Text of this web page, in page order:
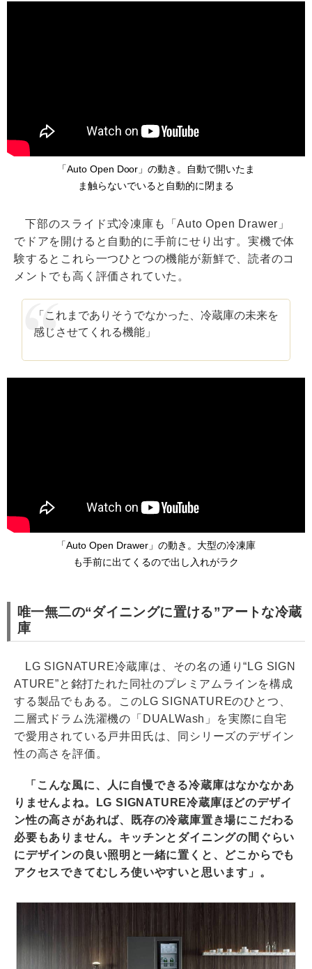
「Auto Open Door」の動き。自動で開いたま
ま触らないでいると自動的に閉まる
下部のスライド式冷凍庫も「Auto Open Drawer」
でドアを開けると自動的に手前にせり出す。実機で体
験するとこれら一つひとつの機能が新鮮で、読者のコ
メントでも高く評価されていた。
「これまでありそうでなかった、冷蔵庫の未来を
感じさせてくれる機能」
「Auto Open Drawer」の動き。大型の冷凍庫
も手前に出てくるので出し入れがラク
唯一無二の“ダイニングに置ける”アートな冷蔵
庫
LG SIGNATURE冷蔵庫は、その名の通り“LG SIGN
ATURE”と銘打たれた同社のプレミアムラインを構成
する製品でもある。このLG SIGNATUREのひとつ、
二層式ドラム洗濯機の「DUALWash」を実際に自宅
で愛用されている戸井田氏は、同シリーズのデザイン
性の高さを評価。
「こんな風に、人に自慢できる冷蔵庫はなかなかあ
りませんよね。LG SIGNATURE冷蔵庫ほどのデザイ
ン性の高さがあれば、既存の冷蔵庫置き場にこだわる
必要もありません。キッチンとダイニングの間ぐらい
にデザインの良い照明と一緒に置くと、どこからでも
アクセスできてむしろ使いやすいと思います」。